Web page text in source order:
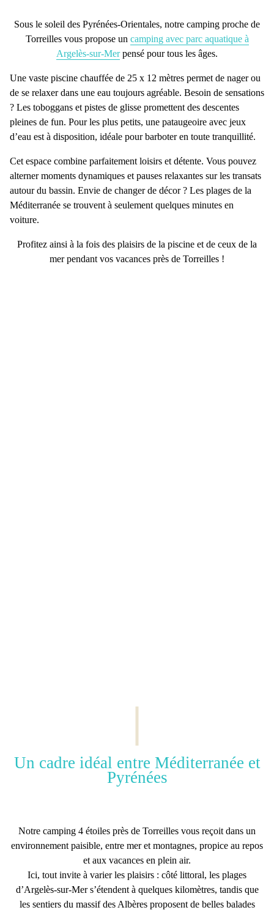
Sous le soleil des Pyrénées-Orientales, notre camping proche de
Torreillesvous propose un camping avec parc aquatique à
Argelès-sur-Merpensé pour tous les âges.
Une vaste piscine chauffée de 25 x 12 mètres permet de nager ou
de se relaxer dans une eau toujours agréable. Besoin de sensations
? Les toboggans et pistes de glisse promettent des descentes
pleines de fun. Pour les plus petits, une pataugeoire avec jeux
d’eau est à disposition, idéale pour barboter en toute tranquillité.
Cet espace combine parfaitement loisirs et détente. Vous pouvez
alternermoments dynamiques et pauses relaxantes sur les transats
autour du bassin. Envie de changer de décor ? Les plages de la
Méditerranée se trouvent à seulement quelques minutes en
voiture.
Profitez ainsi à la fois des plaisirs de la piscine et de ceux de la
merpendant vos vacances près de Torreilles !
Un cadre idéal entre Méditerranée et
Pyrénées
Notre camping 4 étoiles près de Torreilles vous reçoit dans un
environnement paisible, entre mer et montagnes, propice au repos
et aux vacances en plein air.
Ici, tout invite à varier les plaisirs : côté littoral, les plages
d’Argelès-sur-Mers’étendent à quelques kilomètres, tandis que
les sentiers du massif des Albèresproposent de belles balades